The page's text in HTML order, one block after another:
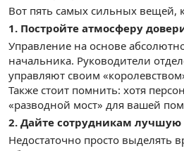
Вот пять самых сильных вещей,
1. Постройте атмосферу
Управление на основе
начальника. Руководители
управляют своим
Также стоит помнить: хотя
«разводной мост» для вашей
2. Дайте сотрудникам лучшую
Недостаточно просто выделять